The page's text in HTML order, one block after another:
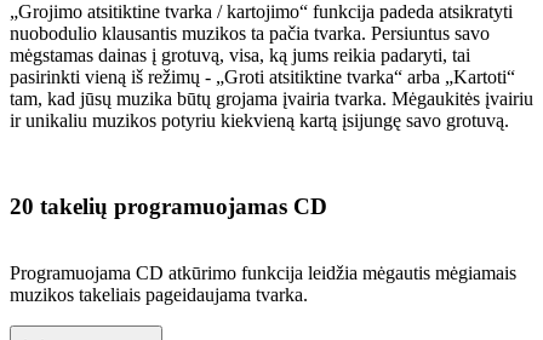
„Grojimo atsitiktine tvarka / kartojimo“ funkcija padeda atsikratyti
nuobodulio klausantis muzikos ta pačia tvarka. Persiuntus savo
mėgstamas dainas į grotuvą, visa, ką jums reikia padaryti, tai
pasirinkti vieną iš režimų - „Groti atsitiktine tvarka“ arba „Kartoti“
tam, kad jūsų muzika būtų grojama įvairia tvarka. Mėgaukitės įvairiu
ir unikaliu muzikos potyriu kiekvieną kartą įsijungę savo grotuvą.
20 takelių programuojamas CD
Programuojama CD atkūrimo funkcija leidžia mėgautis mėgiamais
muzikos takeliais pageidaujama tvarka.